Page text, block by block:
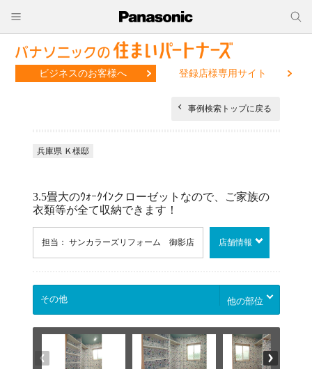
ビジネスのお客様へ 登録店様専用サイト
事例検索トップに戻る
兵庫県 Ｋ様邸
3.5畳大のｳｫｰｸｲﾝクローゼットなので、ご家族の
衣類等が全て収納できます！
担当： サンカラーズリフォーム 御影店 店舗情報
他の部位